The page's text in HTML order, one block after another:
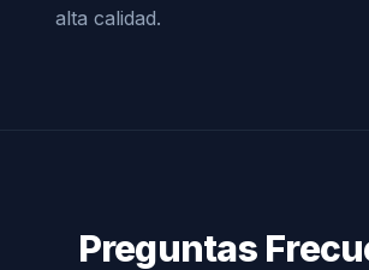
alta calidad.
Preguntas